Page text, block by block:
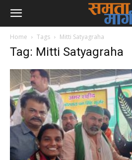
Home Tags Mitti Satyagraha
Tag: Mitti Satyagraha